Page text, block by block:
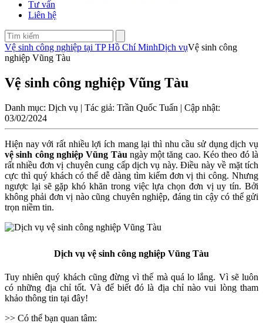
Tư vấn
Liên hệ
Vệ sinh công nghiệp tại TP Hồ Chí MinhDịch vụVệ sinh công
nghiệp Vũng Tàu
Vệ sinh công nghiệp Vũng Tàu
Danh mục: Dịch vụ | Tác giả: Trần Quốc Tuấn | Cập nhật:
03/02/2024
Hiện nay với rất nhiều lợi ích mang lại thì nhu cầu sử dụng dịch vụ
vệ sinh công nghiệp Vũng Tàu ngày một tăng cao. Kéo theo đó là
rất nhiều đơn vị chuyên cung cấp dịch vụ này. Điều này về mặt tích
cực thì quý khách có thể dễ dàng tìm kiếm đơn vị thi công. Nhưng
ngược lại sẽ gặp khó khăn trong việc lựa chọn đơn vị uy tín. Bởi
không phải đơn vị nào cũng chuyên nghiệp, đáng tin cậy có thể gửi
trọn niềm tin.
Dịch vụ vệ sinh công nghiệp Vũng Tàu
Tuy nhiên quý khách cũng đừng vì thế mà quá lo lắng. Vì sẽ luôn
có những địa chỉ tốt. Và để biết đó là địa chỉ nào vui lòng tham
khảo thông tin tại đây!
>> Có thể bạn quan tâm: